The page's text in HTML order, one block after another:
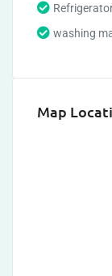
washing
Map